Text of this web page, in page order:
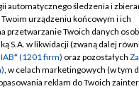
TVP
TVP
Regulamin TVP
Polityka prywatności
Moje zgody
automatycznego śledzenia i
urządzeniu końcowym i ich
przetwarzanie Twoich danych
S.A. w likwidacji (zwaną dalej
(1201 firm) oraz pozostałych
, w celach marketingowych (w tym
reklam do Twoich